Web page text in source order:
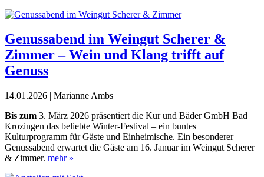
Genussabend im Weingut Scherer &
Zimmer – Wein und Klang trifft auf
Genuss
14.01.2026 | Marianne Ambs
Bis zum 3. März 2026 präsentiert die Kur und Bäder GmbH Bad
Krozingen das beliebte Winter-Festival – ein buntes
Kulturprogramm für Gäste und Einheimische. Ein besonderer
Genussabend erwartet die Gäste am 16. Januar im Weingut Scherer
& Zimmer. mehr »